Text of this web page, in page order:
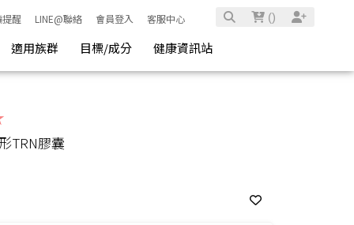
醒 LINE@聯絡 會員登入 客服中心 ()
適用族群 目標/成分 健康資訊站
TRN膠囊